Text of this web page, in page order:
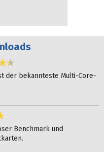
4,6 Sterne
der bekannteste Multi-Core-
Benchmark und